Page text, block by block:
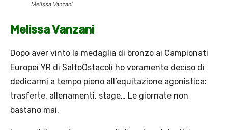
Melissa Vanzani
Melissa Vanzani
Dopo aver vinto la medaglia di bronzo ai Campionati
Europei YR di SaltoOstacoli ho veramente deciso di
dedicarmi a tempo pieno all’equitazione agonistica:
trasferte, allenamenti, stage… Le giornate non
bastano mai.